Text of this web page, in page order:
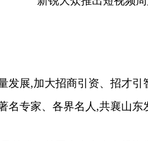
展,加大招商引资、招才引
名专家、各界名人,共襄山东